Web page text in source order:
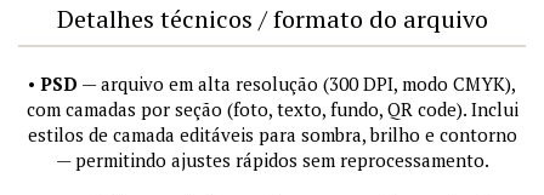
Detalhes técnicos / formato do arquivo
• PSD — arquivo em alta resolução (300 DPI, modo CMYK),
com camadas por seção (foto, texto, fundo, QR code). Inclui
estilos de camada editáveis para sombra, brilho e contorno
— permitindo ajustes rápidos sem reprocessamento.